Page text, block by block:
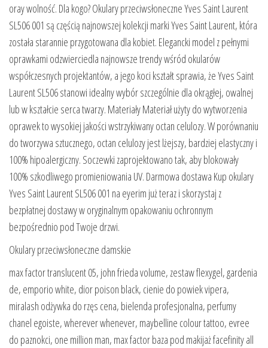
oray wolność. Dla kogo? Okulary przeciwsłoneczne Yves Saint Laurent
SL506 001 są częścią najnowszej kolekcji marki Yves Saint Laurent, która
została starannie przygotowana dla kobiet. Elegancki model z pełnymi
oprawkami odzwierciedla najnowsze trendy wśród okularów
współczesnych projektantów, a jego koci kształt sprawia, że Yves Saint
Laurent SL506 stanowi idealny wybór szczególnie dla okrągłej, owalnej
lub w kształcie serca twarzy. Materiały Materiał użyty do wytworzenia
oprawek to wysokiej jakości wstrzykiwany octan celulozy. W porównaniu
do tworzywa sztucznego, octan celulozy jest lżejszy, bardziej elastyczny i
100% hipoalergiczny. Soczewki zaprojektowano tak, aby blokowały
100% szkodliwego promieniowania UV. Darmowa dostawa Kup okulary
Yves Saint Laurent SL506 001 na eyerim już teraz i skorzystaj z
bezpłatnej dostawy w oryginalnym opakowaniu ochronnym
bezpośrednio pod Twoje drzwi.
Okulary przeciwsłoneczne damskie
max factor translucent 05, john frieda volume, zestaw flexygel, gardenia
de, emporio white, dior poison black, cienie do powiek vipera,
miralash odżywka do rzęs cena, bielenda profesjonalna, perfumy
chanel egoiste, wherever whenever, maybelline colour tattoo, evree
do paznokci, one million man, max factor baza pod makijaż facefinity all